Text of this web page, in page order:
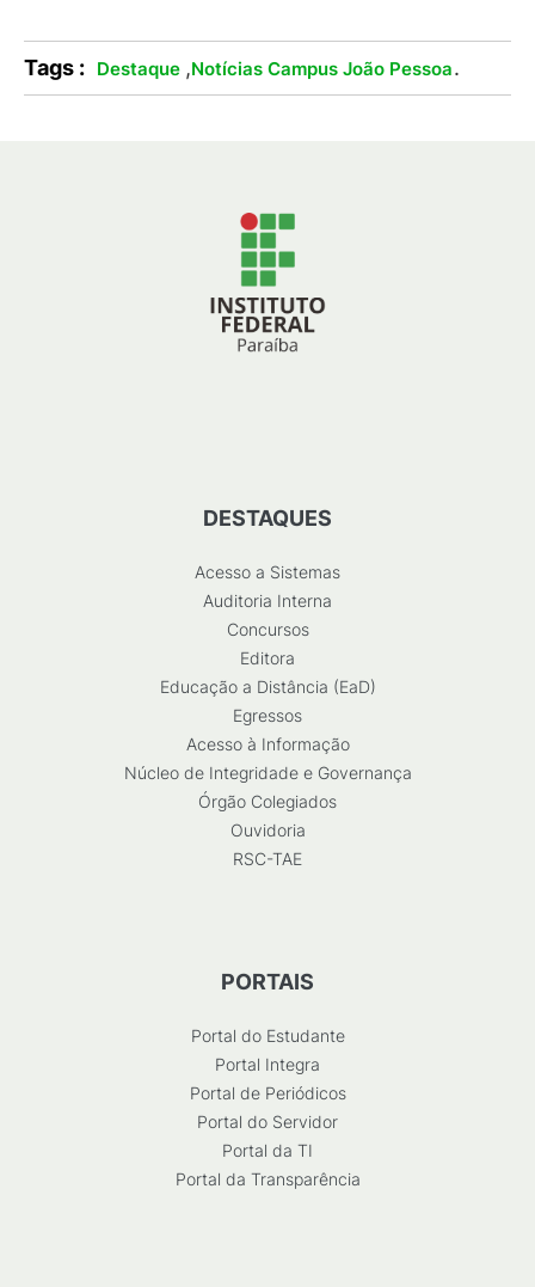
Tags : Destaque ,Notícias Campus João Pessoa.
DESTAQUES
Acesso a Sistemas
Auditoria Interna
Concursos
Editora
Educação a Distância (EaD)
Egressos
Acesso à Informação
Núcleo de Integridade e Governança
Órgão Colegiados
Ouvidoria
RSC-TAE
PORTAIS
Portal do Estudante
Portal Integra
Portal de Periódicos
Portal do Servidor
Portal da TI
Portal da Transparência